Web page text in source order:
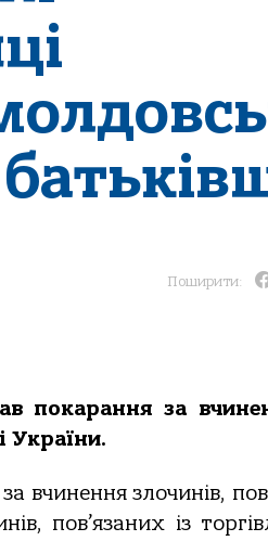
Поширити:
покарання за
України.
вчинення злочинів,
пов’язаних із